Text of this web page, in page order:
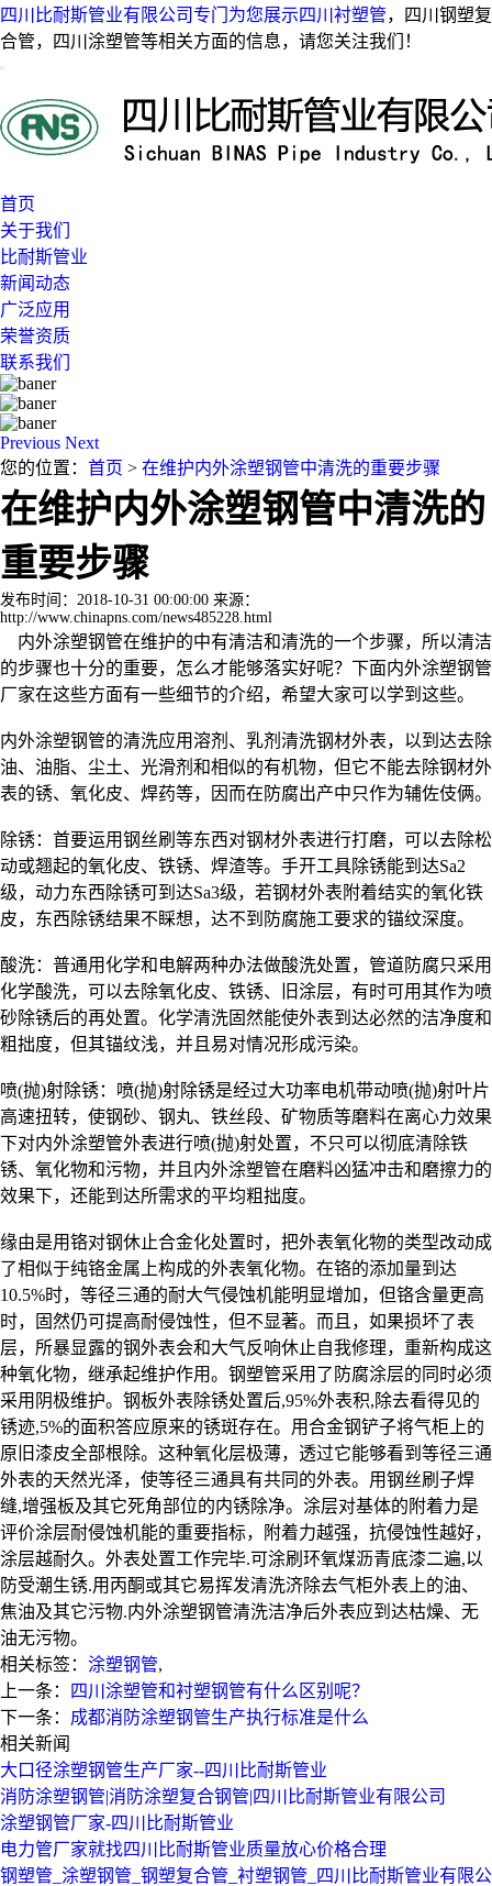
四川比耐斯管业有限公司专门为您展示四川衬塑管，四川钢塑复
合管，四川涂塑管等相关方面的信息，请您关注我们！
首页
关于我们
比耐斯管业
新闻动态
广泛应用
荣誉资质
联系我们
Previous Next
您的位置： 首页 > 在维护内外涂塑钢管中清洗的重要步骤
在维护内外涂塑钢管中清洗的
重要步骤
发布时间：2018-10-31 00:00:00 来源：
http://www.chinapns.com/news485228.html
内外涂塑钢管在维护的中有清洁和清洗的一个步骤，所以清洁
的步骤也十分的重要，怎么才能够落实好呢？下面内外涂塑钢管
厂家在这些方面有一些细节的介绍，希望大家可以学到这些。
内外涂塑钢管的清洗应用溶剂、乳剂清洗钢材外表，以到达去除
油、油脂、尘土、光滑剂和相似的有机物，但它不能去除钢材外
表的锈、氧化皮、焊药等，因而在防腐出产中只作为辅佐伎俩。
除锈：首要运用钢丝刷等东西对钢材外表进行打磨，可以去除松
动或翘起的氧化皮、铁锈、焊渣等。手开工具除锈能到达Sa2
级，动力东西除锈可到达Sa3级，若钢材外表附着结实的氧化铁
皮，东西除锈结果不睬想，达不到防腐施工要求的锚纹深度。
酸洗：普通用化学和电解两种办法做酸洗处置，管道防腐只采用
化学酸洗，可以去除氧化皮、铁锈、旧涂层，有时可用其作为喷
砂除锈后的再处置。化学清洗固然能使外表到达必然的洁净度和
粗拙度，但其锚纹浅，并且易对情况形成污染。
喷(抛)射除锈：喷(抛)射除锈是经过大功率电机带动喷(抛)射叶片
高速扭转，使钢砂、钢丸、铁丝段、矿物质等磨料在离心力效果
下对内外涂塑管外表进行喷(抛)射处置，不只可以彻底清除铁
锈、氧化物和污物，并且内外涂塑管在磨料凶猛冲击和磨擦力的
效果下，还能到达所需求的平均粗拙度。
缘由是用铬对钢休止合金化处置时，把外表氧化物的类型改动成
了相似于纯铬金属上构成的外表氧化物。在铬的添加量到达
10.5%时，等径三通的耐大气侵蚀机能明显增加，但铬含量更高
时，固然仍可提高耐侵蚀性，但不显著。而且，如果损坏了表
层，所暴显露的钢外表会和大气反响休止自我修理，重新构成这
种氧化物，继承起维护作用。钢塑管采用了防腐涂层的同时必须
采用阴极维护。钢板外表除锈处置后,95%外表积,除去看得见的
锈迹,5%的面积答应原来的锈斑存在。用合金钢铲子将气柜上的
原旧漆皮全部根除。这种氧化层极薄，透过它能够看到等径三通
外表的天然光泽，使等径三通具有共同的外表。用钢丝刷子焊
缝,增强板及其它死角部位的内锈除净。涂层对基体的附着力是
评价涂层耐侵蚀机能的重要指标，附着力越强，抗侵蚀性越好，
涂层越耐久。外表处置工作完毕.可涂刷环氧煤沥青底漆二遍,以
防受潮生锈.用丙酮或其它易挥发清洗济除去气柜外表上的油、
焦油及其它污物.内外涂塑钢管清洗洁净后外表应到达枯燥、无
油无污物。
相关标签： 涂塑钢管,
上一条：
四川涂塑管和衬塑钢管有什么区别呢？
下一条： 成都消防涂塑钢管生产执行标准是什么
相关新闻
大口径涂塑钢管生产厂家--四川比耐斯管业
消防涂塑钢管|消防涂塑复合钢管|四川比耐斯管业有限公司
涂塑钢管厂家-四川比耐斯管业
电力管厂家就找四川比耐斯管业质量放心价格合理
钢塑管_涂塑钢管_钢塑复合管_衬塑钢管_四川比耐斯管业有限公